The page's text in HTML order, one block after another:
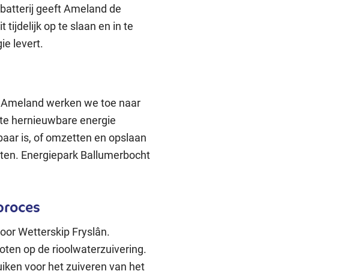
geeft Ameland de
tijdelijk op te slaan en in te
levert.
werken we toe naar
hernieuwbare energie
is, of omzetten en opslaan
Energiepark Ballumerbocht
Wetterskip Fryslân.
op de rioolwaterzuivering.
voor het zuiveren van het